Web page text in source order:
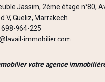
Jassim, 2ème étage n°80,
V, Gueliz, Marrakech
698-964-225
immobilier.com
votre agence